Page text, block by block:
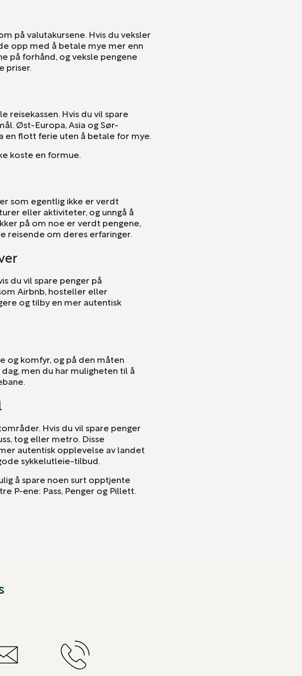
på valutakursene. Hvis du veksler
opp med å betale mye mer enn
på forhånd, og veksle pengene
priser.
reisekassen. Hvis du vil spare
Øst-Europa, Asia og Sør-
en flott ferie uten å betale for mye.
koste en formue.
som egentlig ikke er verdt
eller aktiviteter, og unngå å
på om noe er verdt pengene,
reisende om deres erfaringer.
du vil spare penger på
Airbnb, hosteller eller
og tilby en mer autentisk
og komfyr, og på den måten
men du har muligheten til å
Hvis du vil spare penger
tog eller metro. Disse
autentisk opplevelse av landet
sykkelutleie-tilbud.
å spare noen surt opptjente
P-ene: Pass, Penger og Pillett.